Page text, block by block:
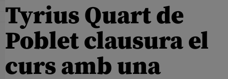
Tyrius Quart de
Poblet clausura el
curs amb una